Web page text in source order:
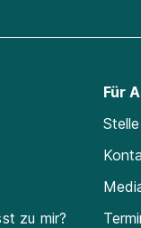
zu mir?
Für